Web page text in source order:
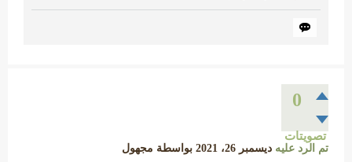
0
تصويتات
تم الرد عليه ديسمبر 26، 2021 بواسطة مجهول